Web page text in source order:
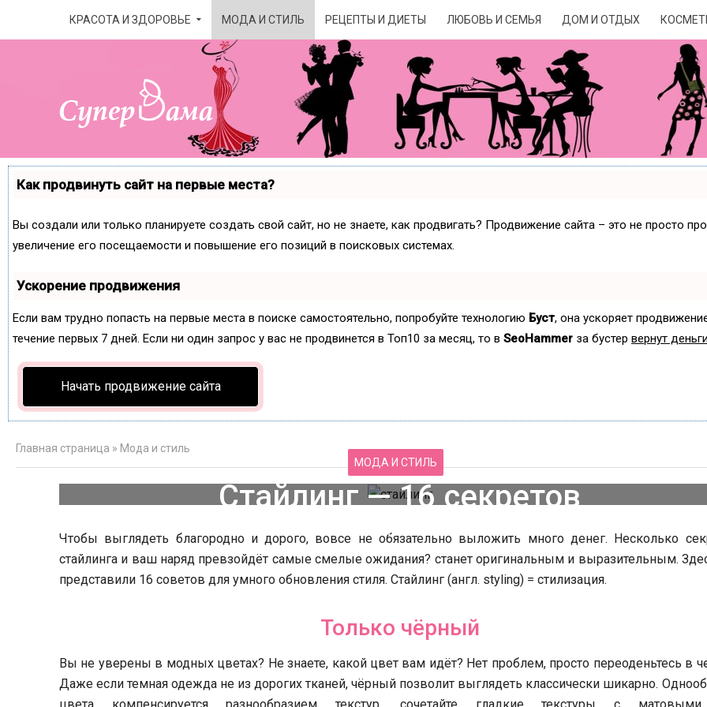
КРАСОТА И ЗДОРОВЬЕ МОДА И СТИЛЬ РЕЦЕПТЫ И ДИЕТЫ ЛЮБОВЬ И СЕМЬЯ ДОМ И ОТДЫХ
Как продвинуть сайт на первые места?
Вы создали или только планируете создать свой сайт, но не знаете, как продвигать? Продвижение сайта – это не просто
увеличение его посещаемости и повышение его позиций в поисковых системах.
Ускорение продвижения
Если вам трудно попасть на первые места в поиске самостоятельно, попробуйте технологию Буст, она ускоряет
течение первых 7 дней. Если ни один запрос у вас не продвинется в Топ10 за месяц, то в SeoHammer за бустер вернут
Начать продвижение сайта
Главная страница » Мода и стиль
МОДА И СТИЛЬ
Стайлинг — 16 секретов
Чтобы выглядеть благородно и дорого, вовсе не обязательно выложить много денег. Несколько
стайлинга и ваш наряд превзойдёт самые смелые ожидания? станет оригинальным и выразительным.
представили 16 советов для умного обновления стиля. Стайлинг (англ. styling) = стилизация.
Только чёрный
Вы не уверены в модных цветах? Не знаете, какой цвет вам идёт? Нет проблем, просто переоденьтесь в
Даже если темная одежда не из дорогих тканей, чёрный позволит выглядеть классически шикарно.
Где погулять в Москве с ребенком
боли